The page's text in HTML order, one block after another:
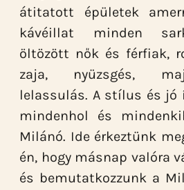
átitatott épületek
kávéillat minden
öltözött nők és férfiak,
zaja, nyüzsgés,
lelassulás. A stílus és jó
mindenhol és
Milánó. Ide érkeztünk
én, hogy másnap valóra
és bemutatkozzunk a